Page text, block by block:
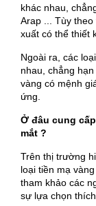
khác nhau,
Arap ... Tùy
xuất có thể thiết
Ngoài ra, các
nhau, chẳng
vàng có mệnh
ứng.
Ở đâu cung
mắt ?
Trên thị trường
loại tiền mạ
tham khảo các
sự lựa chọn